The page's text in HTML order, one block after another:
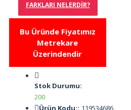
FARKLARI NELERDIR?
Bu Üründe Fiyatımız
Metrekare
Üzerindendir
Stok Durumu:
200
Ürün Kodu:: 119534686